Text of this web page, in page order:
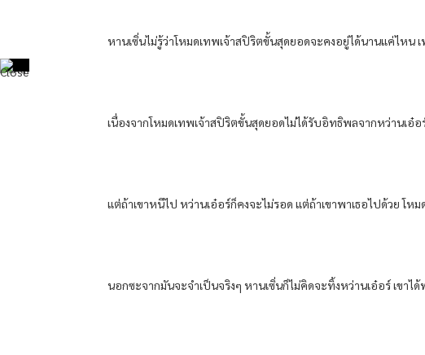
หานเซิ่นไม่รู้ว่าโหมดเทพเจ้าสปิริตขั้นสุดยอดจะคงอยู่ได้นานแค่ไหน
เนื่องจากโหมดเทพเจ้าสปิริตขั้นสุดยอดไม่ได้รับอิทธิพลจากหว่านเอ๋
แต่ถ้าเขาหนีไป หว่านเอ๋อร์ก็คงจะไม่รอด แต่ถ้าเขาพาเธอไปด้วย
นอกซะจากมันจะจำเป็นจริงๆ หานเซิ่นก็ไม่คิดจะทิ้งหว่านเอ๋อร์ เขา